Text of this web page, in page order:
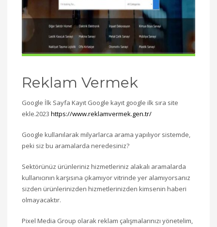
Reklam Vermek
Google İlk Sayfa Kayıt Google kayıt google ilk sıra site
ekle.2023 https://www.reklamvermek.gen.tr/
Google kullanılarak milyarlarca arama yapılıyor sistemde,
peki siz bu aramalarda neredesiniz?
Sektörünüz ürünleriniz hizmetleriniz alakalı aramalarda
kullanıcının karşısına çıkamıyor vitrinde yer alamıyorsanız
sizden ürünlerinizden hizmetlerinizden kimsenin haberi
olmayacaktır.
Pixel Media Group olarak reklam çalışmalarınızı yönetelim,